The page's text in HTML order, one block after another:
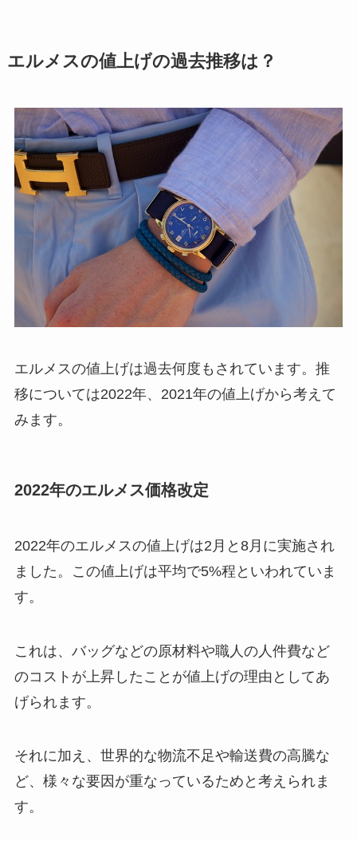
エルメスの値上げの過去推移は？
エルメスの値上げは過去何度もされています。推
移については2022年、2021年の値上げから考えて
みます。
2022年のエルメス価格改定
2022年のエルメスの値上げは2月と8月に実施され
ました。この値上げは平均で5%程といわれていま
す。
これは、バッグなどの原材料や職人の人件費など
のコストが上昇したことが値上げの理由としてあ
げられます。
それに加え、世界的な物流不足や輸送費の高騰な
ど、様々な要因が重なっているためと考えられま
す。